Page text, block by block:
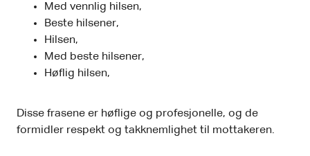
Med vennlig hilsen,
Beste hilsener,
Hilsen,
Med beste hilsener,
Høflig hilsen,
Disse frasene er høflige og profesjonelle, og de
formidler respekt og takknemlighet til mottakeren.